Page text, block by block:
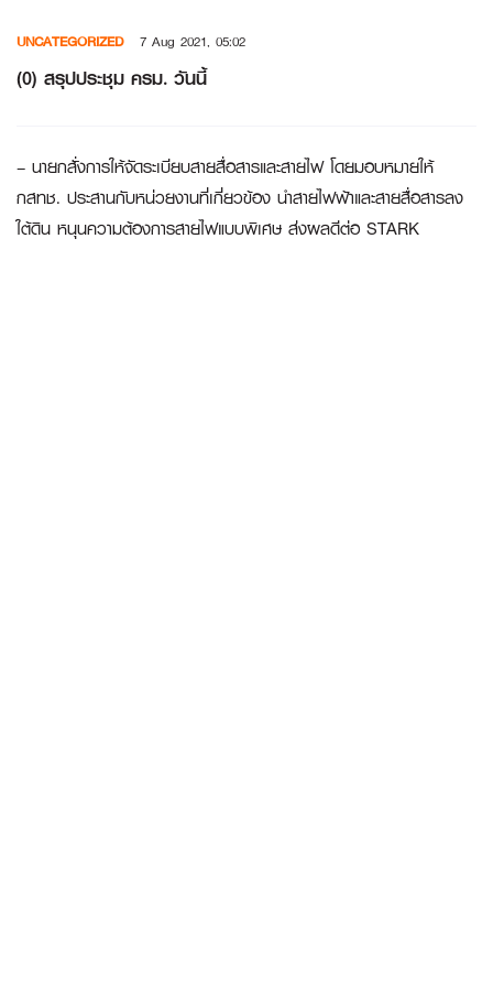
content
UNCATEGORIZED 7 Aug 2021, 05:02
(0) สรุปประชุม ครม. วันนี้
– นายกสั่งการให้จัดระเบียบสายสื่อสารและสายไฟ โดยมอบหมายให้
กสทช. ประสานกับหน่วยงานที่เกี่ยวข้อง นำสายไฟฟ้าและสายสื่อสารลง
ใต้ดิน หนุนความต้องการสายไฟแบบพิเศษ ส่งผลดีต่อ STARK